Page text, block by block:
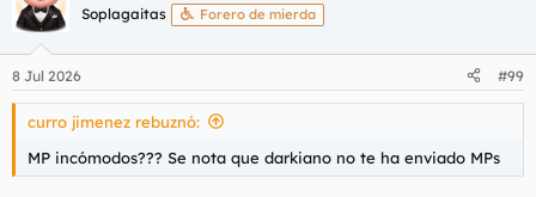
Soplagaitas Forero de mierda
8 Jul 2026 #99
curro jimenez rebuznó:
MP incómodos??? Se nota que darkiano no te ha enviado MPs